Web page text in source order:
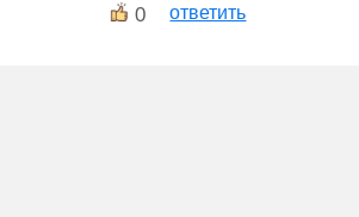
0 ответить